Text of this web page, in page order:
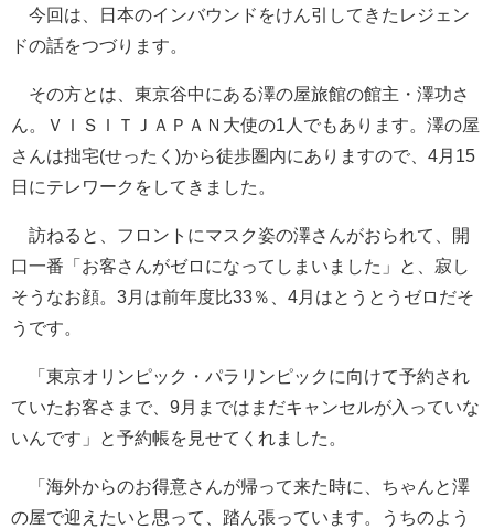
今回は、日本のインバウンドをけん引してきたレジェン
ドの話をつづります。
その方とは、東京谷中にある澤の屋旅館の館主・澤功さ
ん。ＶＩＳＩＴＪＡＰＡＮ大使の1人でもあります。澤の屋
さんは拙宅(せったく)から徒歩圏内にありますので、4月15
日にテレワークをしてきました。
訪ねると、フロントにマスク姿の澤さんがおられて、開
口一番「お客さんがゼロになってしまいました」と、寂し
そうなお顔。3月は前年度比33％、4月はとうとうゼロだそ
うです。
「東京オリンピック・パラリンピックに向けて予約され
ていたお客さまで、9月まではまだキャンセルが入っていな
いんです」と予約帳を見せてくれました。
「海外からのお得意さんが帰って来た時に、ちゃんと澤
の屋で迎えたいと思って、踏ん張っています。うちのよう